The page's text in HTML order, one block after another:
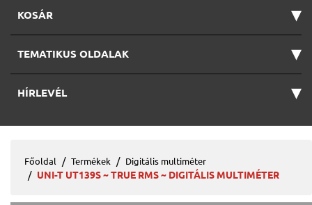
KOSÁR ▾
TEMATIKUS OLDALAK ▾
HÍRLEVÉL ▾
Főoldal Termékek Digitális multiméter
UNI-T UT139S ~ TRUE RMS ~ DIGITÁLIS MULTIMÉTER